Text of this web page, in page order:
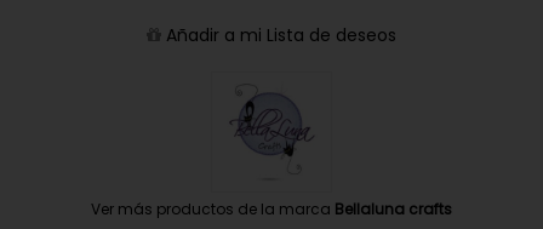
Añadir a mi Lista de deseos
Ver más productos de la marca Bellaluna crafts